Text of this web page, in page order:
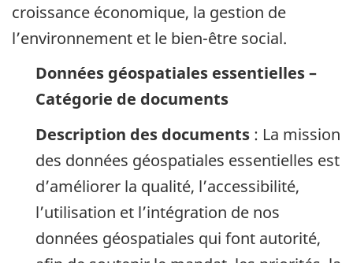
croissance économique, la gestion de
l’environnement et le bien-être social.
Données géospatiales essentielles –
Catégorie de documents
Description des documents : La mission
des données géospatiales essentielles est
d’améliorer la qualité, l’accessibilité,
l’utilisation et l’intégration de nos
données géospatiales qui font autorité,